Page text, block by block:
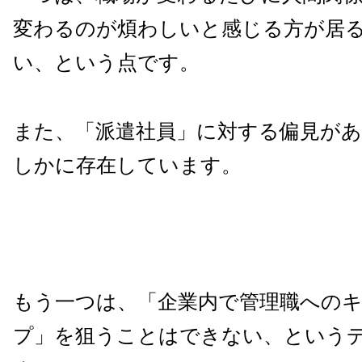
変わるのが煩わしいと感じる方が居
い、という点です。
また、「派遣社員」に対する偏見が
しかに存在しています。
もう一つは、「企業内で管理職への
プ」を狙うことはできない、という